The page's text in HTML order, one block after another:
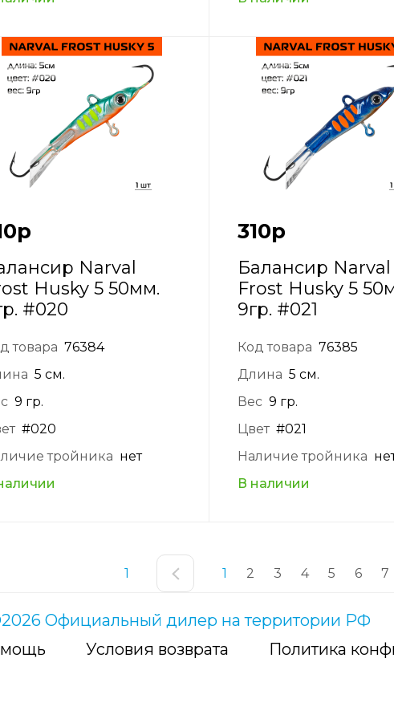
р
Narval
Husky 5 50мм.
#020
товара 76384
5 см.
9 гр.
#020
тройника нет
310р
Балансир Narval
Frost Husky 5
9гр. #021
Код товара 76385
Длина 5 см.
Вес 9 гр.
Цвет #021
Наличие тройника
В наличии
1 1 2 3 4 5 6 7
Официальный дилер на территории РФ
Условия возврата Политика